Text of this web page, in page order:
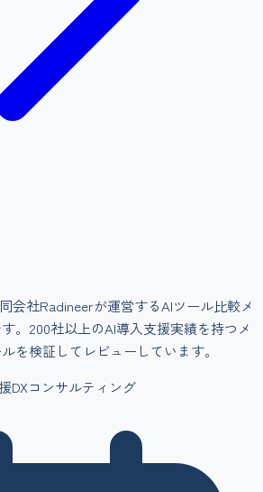
会社Radineerが運営するAIツール比較メ
。200社以上のAI導入支援実績を持つメ
を検証してレビューしています。
DXコンサルティング